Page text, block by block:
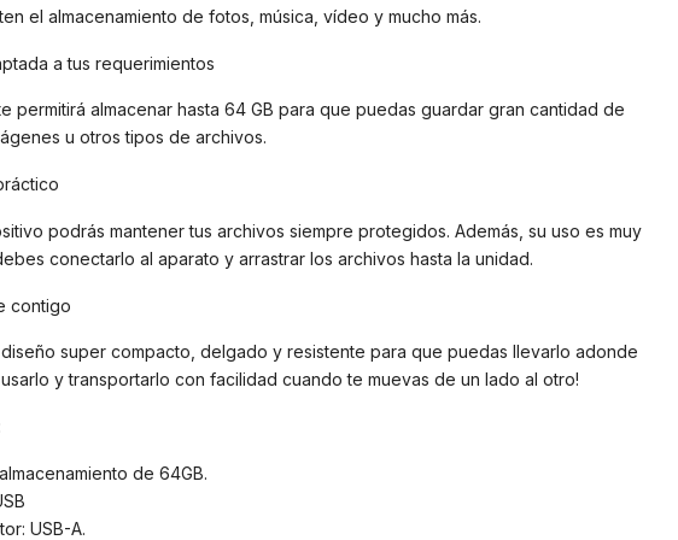
el almacenamiento de fotos, música, vídeo y mucho más.
a tus requerimientos
permitirá almacenar hasta 64 GB para que puedas guardar gran cantidad de
u otros tipos de archivos.
podrás mantener tus archivos siempre protegidos. Además, su uso es muy
conectarlo al aparato y arrastrar los archivos hasta la unidad.
contigo
super compacto, delgado y resistente para que puedas llevarlo adonde
usarlo y transportarlo con facilidad cuando te muevas de un lado al otro!
de 64GB.
USB-A.